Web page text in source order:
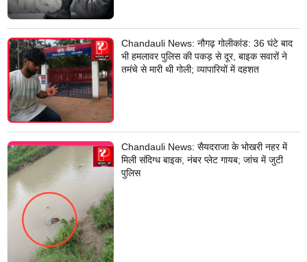
Chandauli News: नौगढ़ गोलीकांड: 36 घंटे बाद
भी हमलावर पुलिस की पकड़ से दूर, बाइक सवारों ने
तमंचे से मारी थी गोली; व्यापारियों में दहशत
Chandauli News: सैयदराजा के भोखरी नहर में
मिली संदिग्ध बाइक, नंबर प्लेट गायब; जांच में जुटी
पुलिस